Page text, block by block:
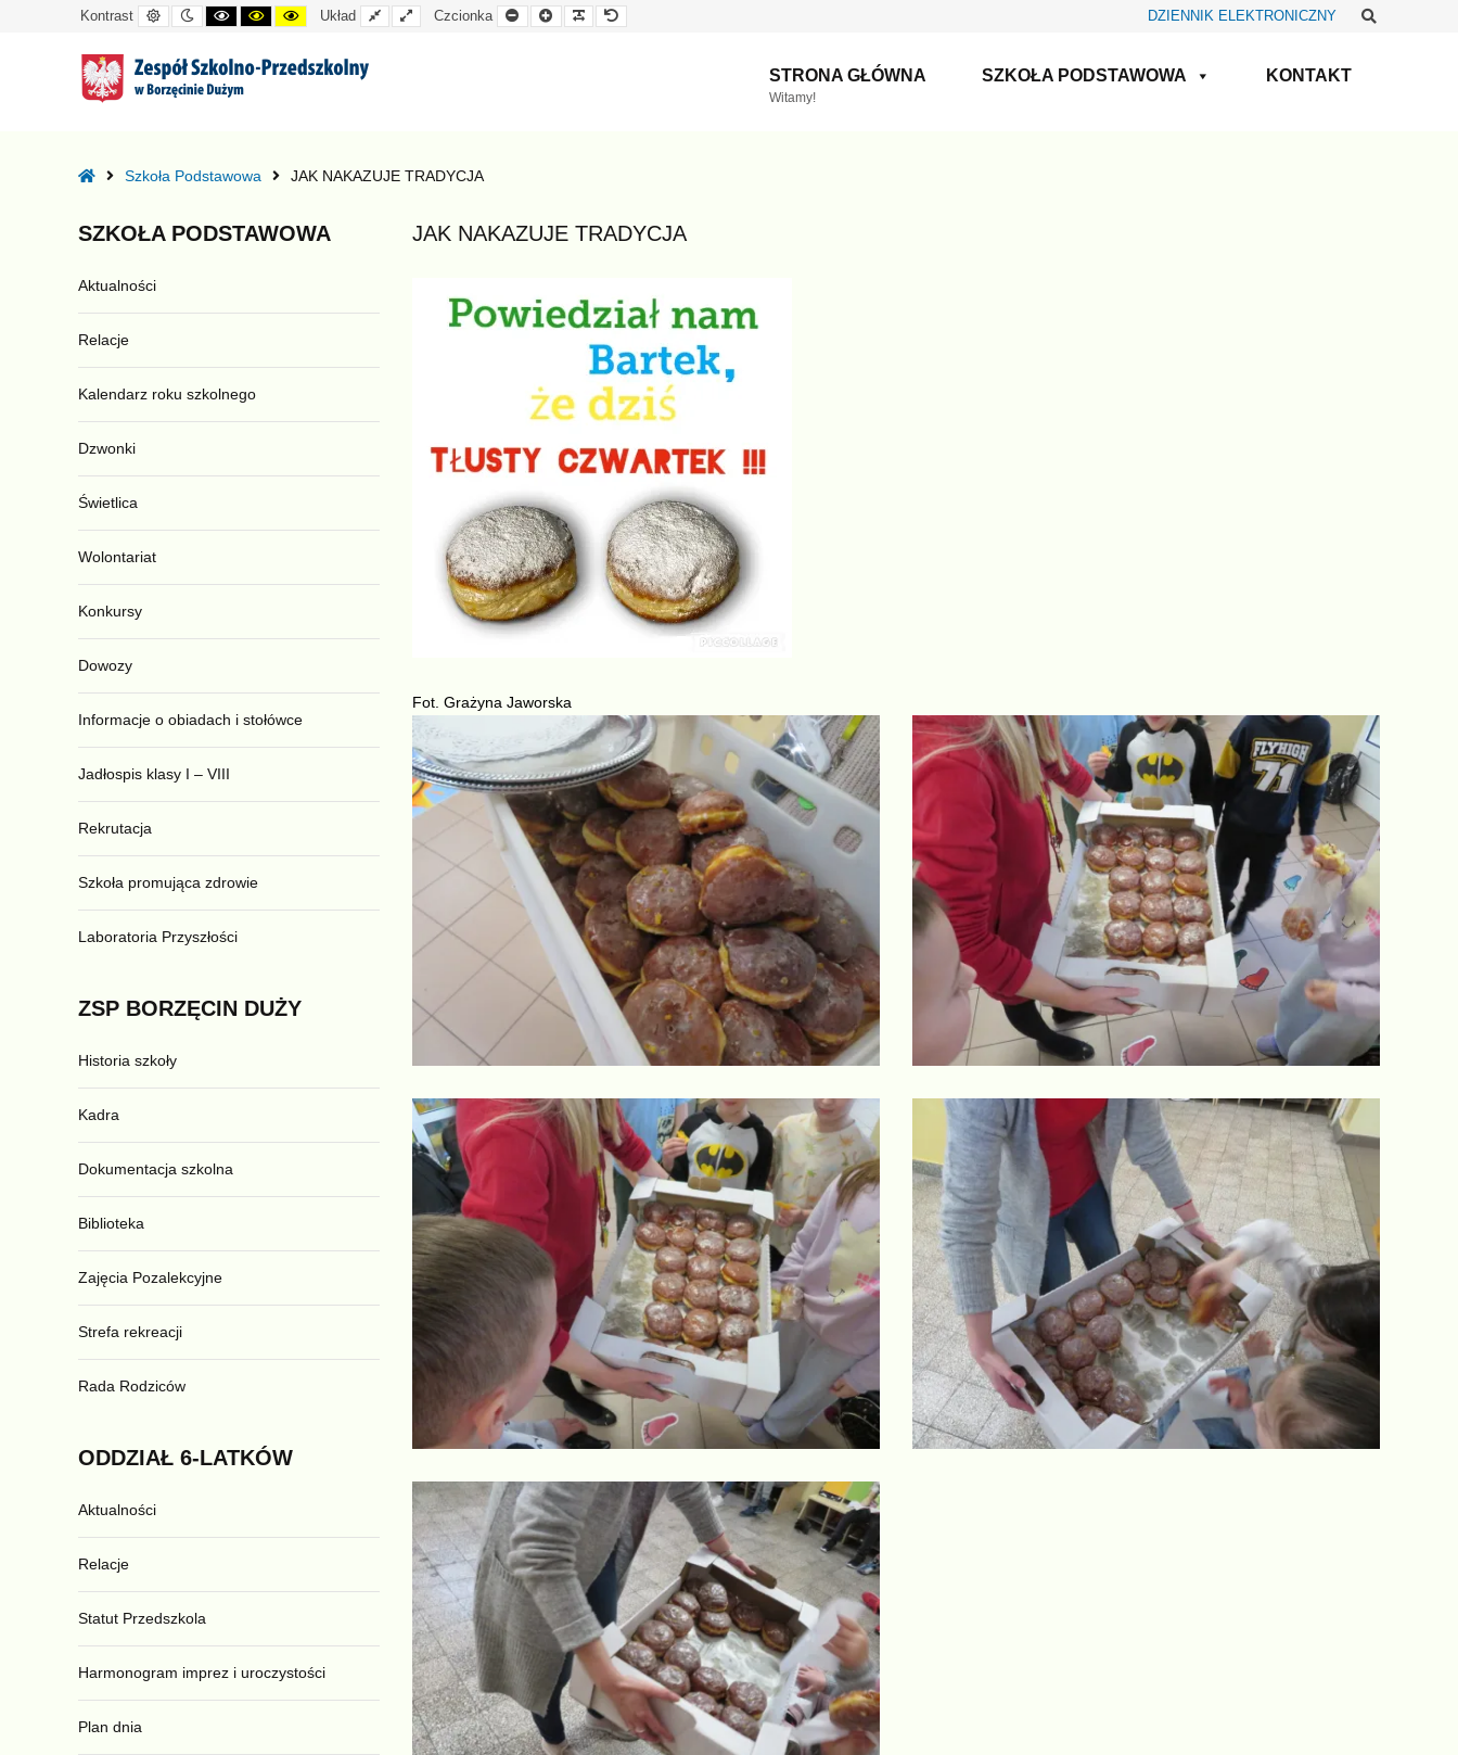
Kontrast
Kontrast
domyślny
Tryb
nocny
Kontrast
czarno-
Kontrast
czarno-
Kontrast
żółto-
Układ
Układ
standardowy
Układ
szeroki
Czcionka
Mniejsza
czcionka
Większa
czcionka
Czytelna
czcionkaczcionka
DZIENNIK ELEKTRONICZNY
STRONA GŁÓWNA
Witamy!
SZKOŁA PODSTAWOWA KONTAKT
HomeSzkoła Podstawowa JAK NAKAZUJE TRADYCJA
JAK NAKAZUJE TRADYCJA
Fot. Grażyna Jaworska
SZKOŁA PODSTAWOWA
Aktualności
Relacje
Kalendarz roku szkolnego
Dzwonki
Świetlica
Wolontariat
Konkursy
Dowozy
Informacje o obiadach i stołówce
Jadłospis klasy I – VIII
Rekrutacja
Szkoła promująca zdrowie
Laboratoria Przyszłości
ZSP BORZĘCIN DUŻY
Historia szkoły
Kadra
Dokumentacja szkolna
Biblioteka
Zajęcia Pozalekcyjne
Strefa rekreacji
Rada Rodziców
ODDZIAŁ 6-LATKÓW
Aktualności
Relacje
Statut Przedszkola
Harmonogram imprez i uroczystości
Plan dnia